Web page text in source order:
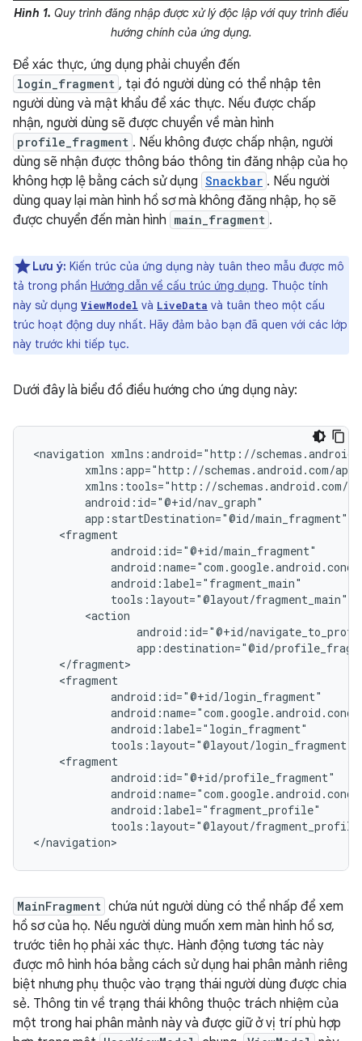
Hình 1. Quy trình đăng nhập được xử lý độc lập với quy trình điều
hướng chính của ứng dụng.
Để xác thực, ứng dụng phải chuyển đến
login_fragment , tại đó người dùng có thể nhập tên
người dùng và mật khẩu để xác thực. Nếu được chấp
nhận, người dùng sẽ được chuyển về màn hình
profile_fragment . Nếu không được chấp nhận, người
dùng sẽ nhận được thông báo thông tin đăng nhập của họ
không hợp lệ bằng cách sử dụng Snackbar . Nếu người
dùng quay lại màn hình hồ sơ mà không đăng nhập, họ sẽ
được chuyển đến màn hình main_fragment .
Lưu ý: Kiến trúc của ứng dụng này tuân theo mẫu được mô
tả trong phần Hướng dẫn về cấu trúc ứng dụng. Thuộc tính
này sử dụng ViewModel và LiveData và tuân theo một cấu
trúc hoạt động duy nhất. Hãy đảm bảo bạn đã quen với các lớp
này trước khi tiếp tục.
Dưới đây là biểu đồ điều hướng cho ứng dụng này:
<navigation
tools:layout="@layout/
MainFragment chứa nút người dùng có thể nhấp để xem
hồ sơ của họ. Nếu người dùng muốn xem màn hình hồ sơ,
trước tiên họ phải xác thực. Hành động tương tác này
được mô hình hóa bằng cách sử dụng hai phân mảnh riêng
biệt nhưng phụ thuộc vào trạng thái người dùng được chia
sẻ. Thông tin về trạng thái không thuộc trách nhiệm của
một trong hai phân mảnh này và được giữ ở vị trí phù hợp